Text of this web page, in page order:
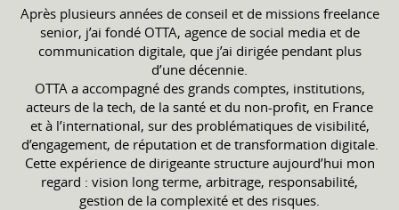
Après plusieurs années de conseil et de missions freelance
senior, j’ai fondé OTTA, agence de social media et de
communication digitale, que j’ai dirigée pendant plus
d’une décennie.
OTTA a accompagné des grands comptes, institutions,
acteurs de la tech, de la santé et du non-profit, en France
et à l’international, sur des problématiques de visibilité,
d’engagement, de réputation et de transformation digitale.
Cette expérience de dirigeante structure aujourd’hui mon
regard : vision long terme, arbitrage, responsabilité,
gestion de la complexité et des risques.